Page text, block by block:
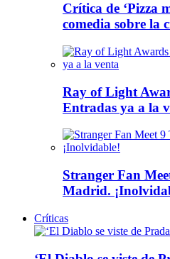
Crítica de ‘Pizza
comedia sobre la
Ray of Light
Entradas ya a la
Stranger Fan
Madrid.
Críticas